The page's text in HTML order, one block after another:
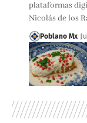
plataformas
Nicolás de los
Poblano Mx